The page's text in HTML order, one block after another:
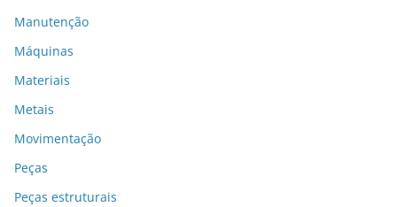
Manutenção
Máquinas
Materiais
Metais
Movimentação
Peças
Peças estruturais